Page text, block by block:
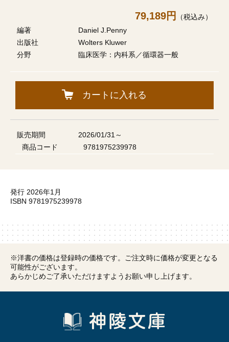
79,189円
（税込み）
編著
Daniel J.Penny
出版社
Wolters Kluwer
分野
臨床医学：内科系／循環器一般
カートに入れる
販売期間
2026/01/31～
商品コード
9781975239978
発行 2026年1月
ISBN 9781975239978
※洋書の価格は登録時の価格です。ご注文時に価格が変更となる
可能性がございます。
あらかじめご了承いただけますようお願い申し上げます。